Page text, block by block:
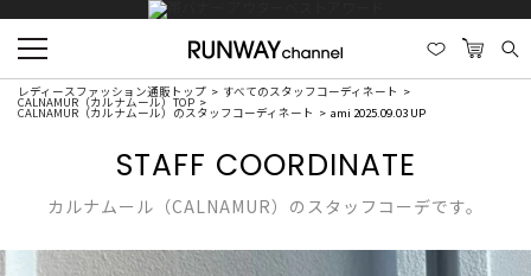
レディースファッション通販トップ すべてのスタッフコーディネート
CALNAMUR（カルナムール）TOP
CALNAMUR（カルナムール）のスタッフコーディネート ami 2025.09.03 UP
STAFF COORDINATE
カルナムール（CALNAMUR）のスタッフコーデです。